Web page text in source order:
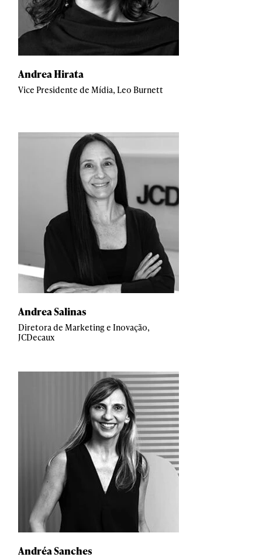
Andrea Hirata
Vice Presidente de Mídia, Leo Burnett
Andrea Salinas
Diretora de Marketing e Inovação,
JCDecaux
Andréa Sanches